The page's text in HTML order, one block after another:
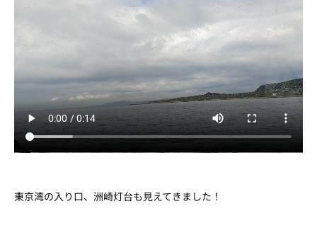
東京湾の入り口、洲崎灯台も見えてきました！